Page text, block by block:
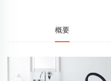
概要